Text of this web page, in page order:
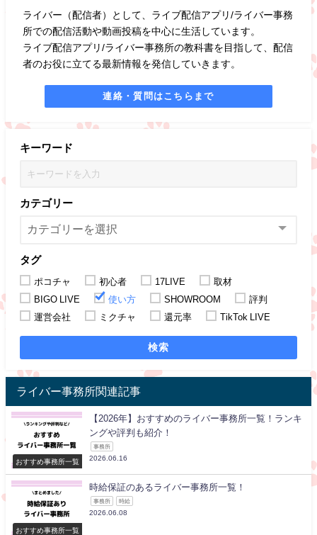
ライバー（配信者）として、ライブ配信アプリ/ライバー事務
所での配信活動や動画投稿を中心に生活しています。
ライブ配信アプリ/ライバー事務所の教科書を目指して、配信
者のお役に立てる最新情報を発信していきます。
連絡・質問はこちらまで
キーワード
カテゴリー
タグ
ポコチャ 初心者 17LIVE
取材
BIGO LIVE
使い方 SHOWROOM
評判
運営会社
ミクチャ 還元率 TikTok LIVE
検索
ライバー事務所関連記事
おすすめ事務所一覧
【2026年】おすすめのライバー事務所一覧！ランキ
ングや評判も紹介！
事務所
2026.06.16
おすすめ事務所一覧
時給保証のあるライバー事務所一覧！
事務所 時給
2026.06.08